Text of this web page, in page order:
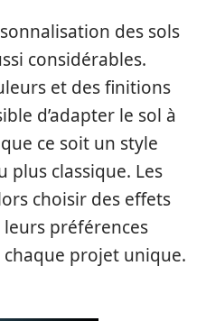
des sols
considérables.
et des finitions
d’adapter le sol à
ce soit un style
classique. Les
choisir des effets
préférences
projet unique.